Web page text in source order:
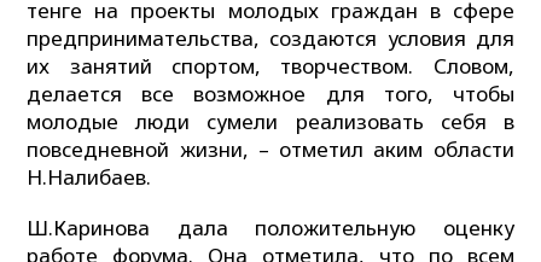
тенге на проекты молодых граждан в сфере
предпринимательства, создаются условия для
их занятий спортом, творчеством. Словом,
делается все возможное для того, чтобы
молодые люди сумели реализовать себя в
повседневной жизни, – отметил аким области
Н.Налибаев.
Ш.Каринова дала положительную оценку
работе форума. Она отметила, что по всем